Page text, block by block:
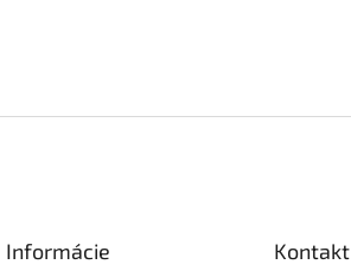
Informácie Kontakt